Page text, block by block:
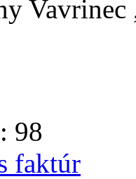
Vavrinec
98
faktúr